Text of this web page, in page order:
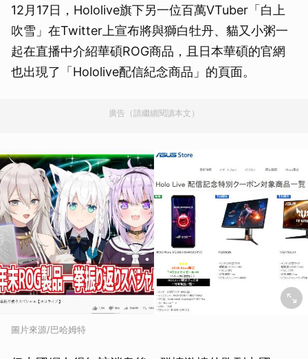
12月17日，Hololive旗下另一位百萬VTuber「白上
吹雪」在Twitter上宣布將與獅白牡丹、貓又小粥一
起在直播中介紹華碩ROG商品，且日本華碩的官網
也出現了「Hololive配信紀念商品」的頁面。
廣告（請繼續閱讀本文）
圖片來源/巴哈姆特